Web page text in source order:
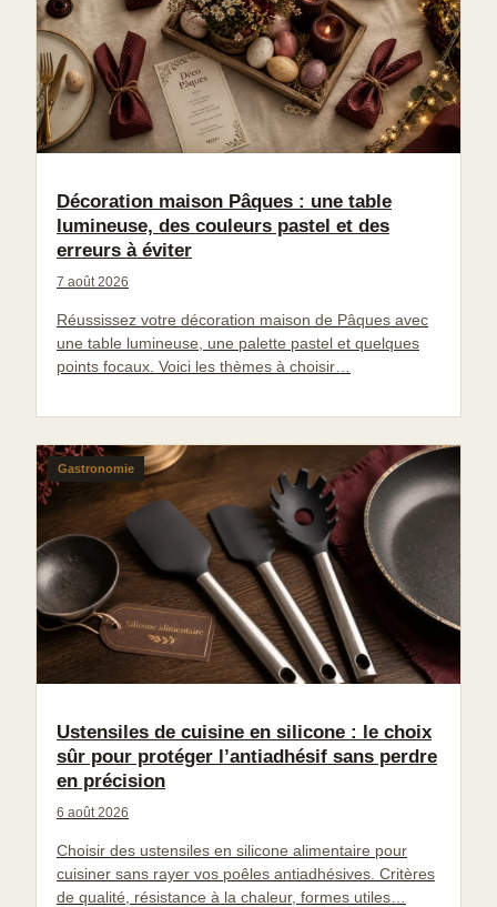
Décoration maison Pâques : une table
lumineuse, des couleurs pastel et des
erreurs à éviter
7 août 2026
Réussissez votre décoration maison de Pâques avec
une table lumineuse, une palette pastel et quelques
points focaux. Voici les thèmes à choisir…
Gastronomie
Ustensiles de cuisine en silicone : le choix
sûr pour protéger l’antiadhésif sans perdre
en précision
6 août 2026
Choisir des ustensiles en silicone alimentaire pour
cuisiner sans rayer vos poêles antiadhésives. Critères
de qualité, résistance à la chaleur, formes utiles…